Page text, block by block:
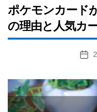
ポケモンカード
の理由と人気カ
投